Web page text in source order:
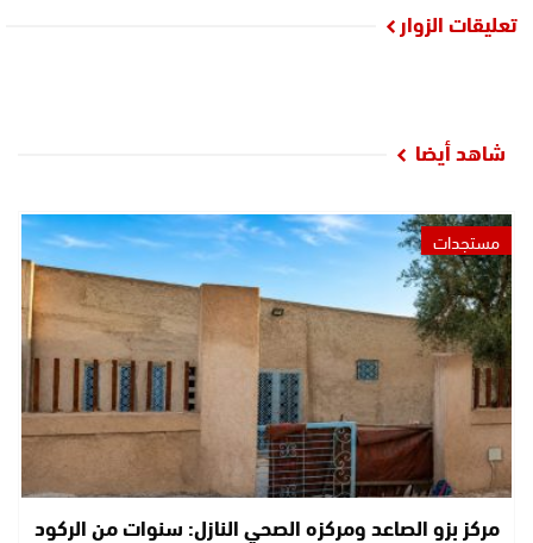
تعليقات الزوار
شاهد أيضا
مستجدات
مركز بزو الصاعد ومركزه الصحي النازل: سنوات من الركود